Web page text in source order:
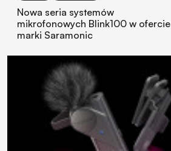
Nowa seria systemów
mikrofonowych Blink100 w ofercie
marki Saramonic